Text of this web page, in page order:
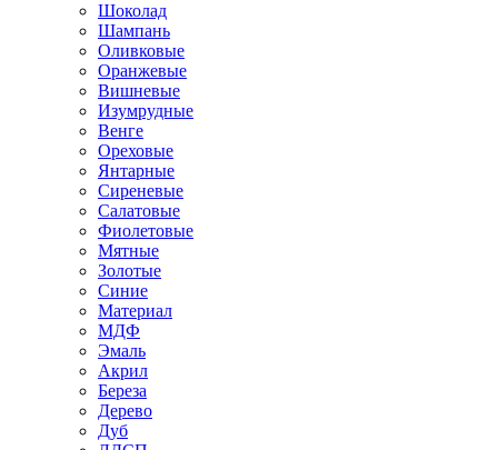
Шоколад
Шампань
Оливковые
Оранжевые
Вишневые
Изумрудные
Венге
Ореховые
Янтарные
Сиреневые
Салатовые
Фиолетовые
Мятные
Золотые
Синие
Материал
МДФ
Эмаль
Акрил
Береза
Дерево
Дуб